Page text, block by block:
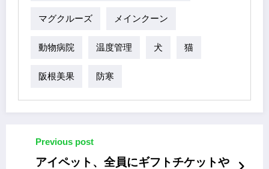
マグクルーズ メインクーン
動物病院 温度管理 犬 猫
阪根美果 防寒
Previous post
アイペット、全員にギフトチケットや